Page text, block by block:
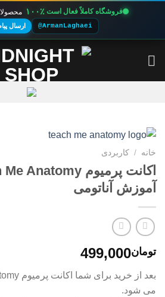
فروشگاه کاملاً فعال است ۱۰۰٪
@ArmanLaghaei ارسال
خانه / کاربردی
آموزش آناتومی
تومان499,000
می شود.